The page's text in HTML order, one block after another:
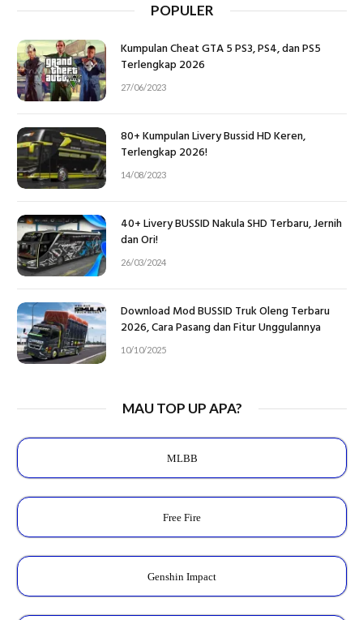
POPULER
Kumpulan Cheat GTA 5 PS3, PS4, dan PS5
Terlengkap 2026
27/06/2023
80+ Kumpulan Livery Bussid HD Keren,
Terlengkap 2026!
14/08/2023
40+ Livery BUSSID Nakula SHD Terbaru, Jernih
dan Ori!
26/03/2024
Download Mod BUSSID Truk Oleng Terbaru
2026, Cara Pasang dan Fitur Unggulannya
10/10/2025
MAU TOP UP APA?
MLBB
Free Fire
Genshin Impact